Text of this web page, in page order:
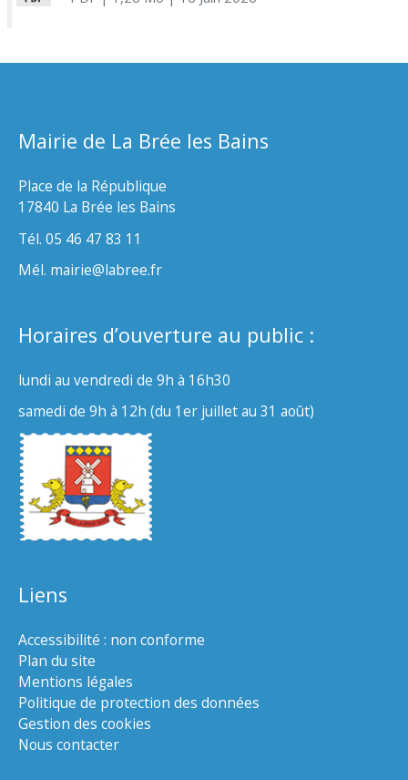
Mairie de La Brée les Bains
Place de la République
17840 La Brée les Bains
Tél. 05 46 47 83 11
Mél. mairie@labree.fr
Horaires d’ouverture au public :
lundi au vendredi de 9h à 16h30
samedi de 9h à 12h (du 1er juillet au 31 août)
Liens
Accessibilité : non conforme
Plan du site
Mentions légales
Politique de protection des données
Gestion des cookies
Nous contacter